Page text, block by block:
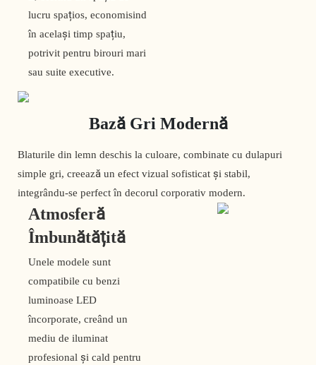
lucru spațios, economisind
în același timp spațiu,
potrivit pentru birouri mari
sau suite executive.
Bază Gri Modernă
Blaturile din lemn deschis la culoare, combinate cu dulapuri
simple gri, creează un efect vizual sofisticat și stabil,
integrându-se perfect în decorul corporativ modern.
Atmosferă
Îmbunătățită
Unele modele sunt
compatibile cu benzi
luminoase LED
încorporate, creând un
mediu de iluminat
profesional și cald pentru